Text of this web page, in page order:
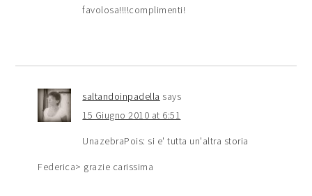
favolosa!!!!complimenti!
saltandoinpadella says
15 Giugno 2010 at 6:51
UnazebraPois: si e' tutta un'altra storia
Federica> grazie carissima